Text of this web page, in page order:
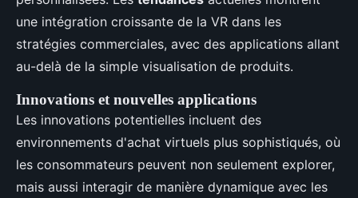
une intégration croissante de la VR dans les
stratégies commerciales, avec des applications allant
au-delà de la simple visualisation de produits.
Innovations et nouvelles applications
Les innovations potentielles incluent des
environnements d'achat virtuels plus sophistiqués, où
les consommateurs peuvent non seulement explorer,
mais aussi interagir de manière dynamique avec les